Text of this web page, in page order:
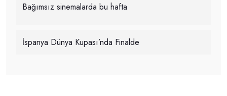
Bağımsız sinemalarda bu hafta
İspanya Dünya Kupası’nda Finalde